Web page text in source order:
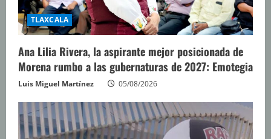
TLAXCALA
Ana Lilia Rivera, la aspirante mejor posicionada de
Morena rumbo a las gubernaturas de 2027: Emotegia
Luis Miguel Martínez 05/08/2026